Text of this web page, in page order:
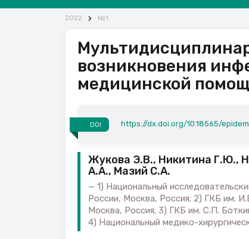
2022 №1
возникновения
медицинской
DOI https://dx.doi.org/10.18565/
Жукова Э.В., Никитина Г.Ю.,
А.А., Мазий С.А.
1) Национальный
России, Москва, Россия; 2) ГКБ им.
Москва, Россия; 3) ГКБ им. С.П.
4) Национальный медико-